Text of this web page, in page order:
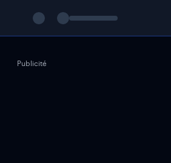
Publicité